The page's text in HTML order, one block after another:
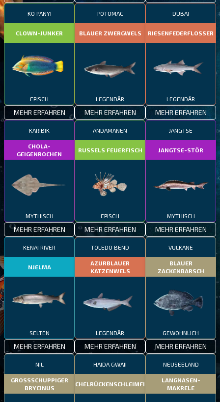
KO PANYI
CLOWN-JUNKER
EPISCH
MEHR ERFAHREN
POTOMAC
BLAUER ZWERGWELS
LEGENDÄR
MEHR ERFAHREN
DUBAI
RIESENFEDERFLOSSER
LEGENDÄR
MEHR ERFAHREN
KARIBIK
CHOLA-
GEIGENROCHEN
MYTHISCH
MEHR ERFAHREN
ANDAMANEN
RUSSELS FEUERFISCH
EPISCH
MEHR ERFAHREN
JANGTSE
JANGTSE-STÖR
MYTHISCH
MEHR ERFAHREN
KENAI RIVER
NJELMA
SELTEN
MEHR ERFAHREN
TOLEDO BEND
AZURBLAUER
KATZENWELS
LEGENDÄR
MEHR ERFAHREN
VULKANE
BLAUER
ZACKENBARSCH
GEWÖHNLICH
MEHR ERFAHREN
NIL
GROSSSCHUPPIGER
BRYCINUS
HAIDA GWAII
STACHELRÜCKENSCHLEIMFISCH
NEUSEELAND
LANGNASEN-
MAKRELE